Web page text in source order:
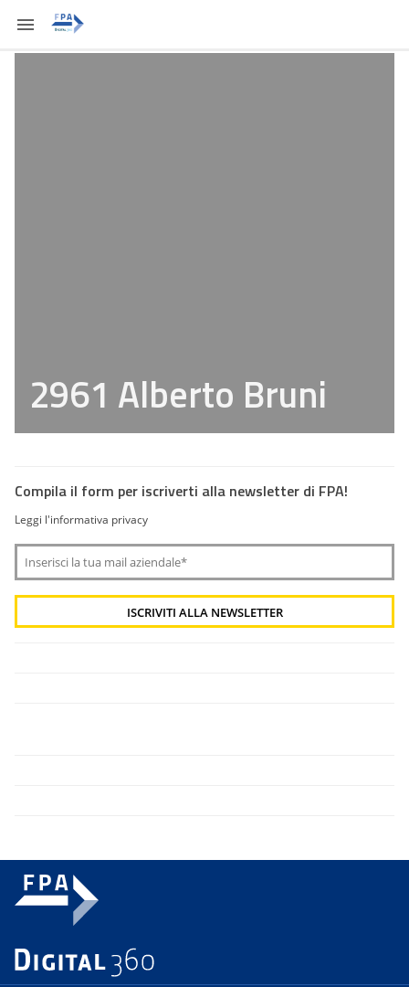
2961 Alberto Bruni
Compila il form per iscriverti alla newsletter di FPA!
Leggi l'informativa privacy